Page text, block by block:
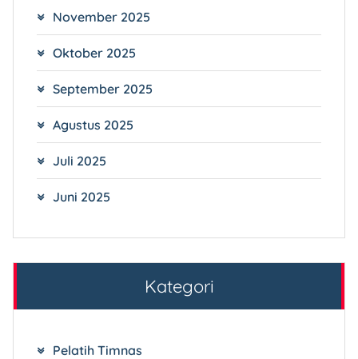
November 2025
Oktober 2025
September 2025
Agustus 2025
Juli 2025
Juni 2025
Kategori
Pelatih Timnas